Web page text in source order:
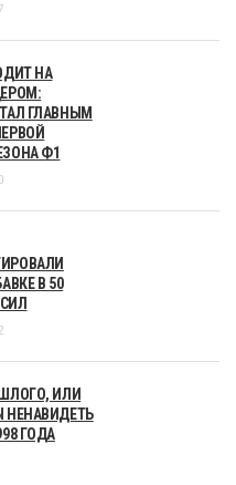
НА
ГЛАВНЫМ
Ф1
В 50
ИЛИ
НЕНАВИДЕТЬ
ГОДА